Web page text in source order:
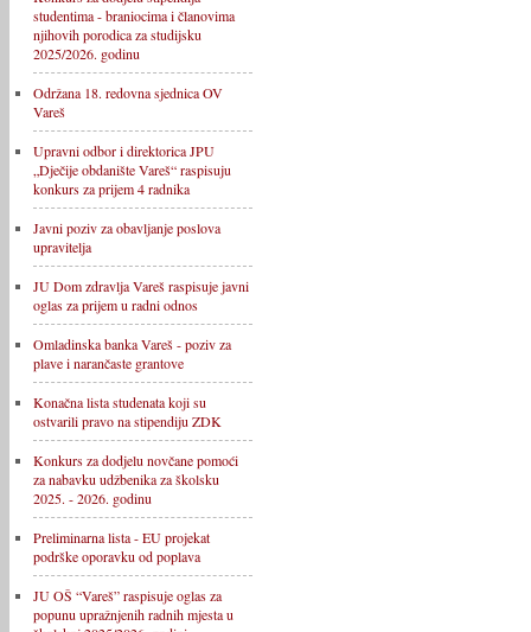
studentima - braniocima i članovima
njihovih porodica za studijsku
2025/2026. godinu
Održana 18. redovna sjednica OV
Vareš
Upravni odbor i direktorica JPU
„Dječije obdanište Vareš“ raspisuju
konkurs za prijem 4 radnika
Javni poziv za obavljanje poslova
upravitelja
JU Dom zdravlja Vareš raspisuje javni
oglas za prijem u radni odnos
Omladinska banka Vareš - poziv za
plave i narančaste grantove
Konačna lista studenata koji su
ostvarili pravo na stipendiju ZDK
Konkurs za dodjelu novčane pomoći
za nabavku udžbenika za školsku
2025. - 2026. godinu
Preliminarna lista - EU projekat
podrške oporavku od poplava
JU OŠ “Vareš” raspisuje oglas za
popunu upražnjenih radnih mjesta u